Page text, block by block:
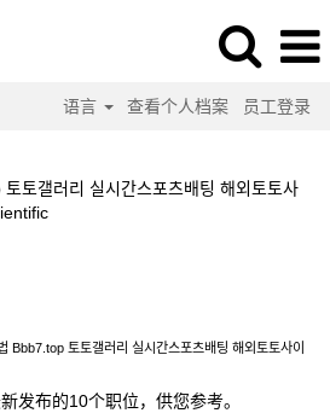
语言 查看个人档案 员工登录
토갤러리 실시간스포츠배팅 해외토토사
（当
Bbb7.top 토토갤러리 실시간스포츠배팅 해외토토사이
发布的10个职位，供您参考。